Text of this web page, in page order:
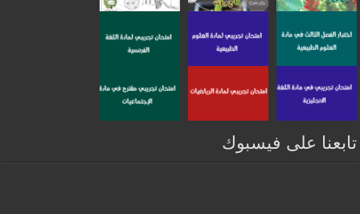
تابعنا على فيسبوك